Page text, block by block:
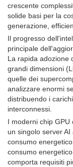
crescente
solide basi per la
generazione,
Il progresso
principale
La rapida adozione
grandi dimensioni
quelle dei
analizzare enormi
distribuendo i
interconnessi.
I moderni chip
un singolo server
consumo
consumo
comporta requisiti